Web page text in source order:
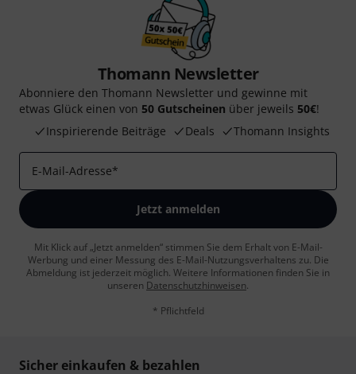
Thomann Newsletter
Abonniere den Thomann Newsletter und gewinne mit
etwas Glück einen von 50 Gutscheinen über jeweils 50€!
Inspirierende Beiträge
Deals Thomann Insights
E-Mail-Adresse*
Jetzt anmelden
Mit Klick auf „Jetzt anmelden“ stimmen Sie dem Erhalt von E-Mail-
Werbung und einer Messung des E-Mail-Nutzungsverhaltens zu. Die
Abmeldung ist jederzeit möglich. Weitere Informationen finden Sie in
unseren Datenschutzhinweisen.
* Pflichtfeld
Sicher einkaufen & bezahlen